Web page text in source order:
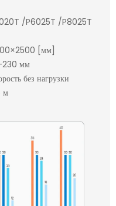
/P6025T /P8025T
[мм]
230 мм
без нагрузки
м